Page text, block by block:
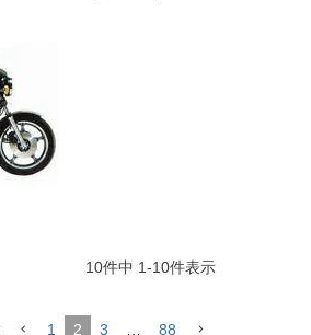
10件中 1-10件表示
1 2 3 88